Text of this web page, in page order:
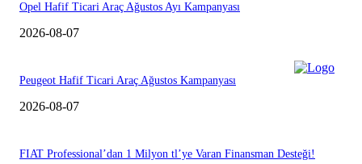
Opel Hafif Ticari Araç Ağustos Ayı Kampanyası
2026-08-07
Peugeot Hafif Ticari Araç Ağustos Kampanyası
2026-08-07
FIAT Professional’dan 1 Milyon tl’ye Varan Finansman Desteği!